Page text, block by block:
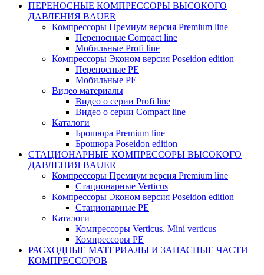
ПЕРЕНОСНЫЕ КОМПРЕССОРЫ ВЫСОКОГО
ДАВЛЕНИЯ BAUER
Компрессоры Премиум версия Premium line
Переносные Compact line
Мобильные Profi line
Компрессоры Эконом версия Poseidon edition
Переносные PE
Мобильные PE
Видео материалы
Видео о серии Profi line
Видео о серии Compact line
Каталоги
Брошюра Premium line
Брошюра Poseidon edition
СТАЦИОНАРНЫЕ КОМПРЕССОРЫ ВЫСОКОГО
ДАВЛЕНИЯ BAUER
Компрессоры Премиум версия Premium line
Стационарные Verticus
Компрессоры Эконом версия Poseidon edition
Стационарные PE
Каталоги
Компрессоры Verticus. Mini verticus
Компрессоры PE
РАСХОДНЫЕ МАТЕРИАЛЫ И ЗАПАСНЫЕ ЧАСТИ
КОМПРЕССОРОВ